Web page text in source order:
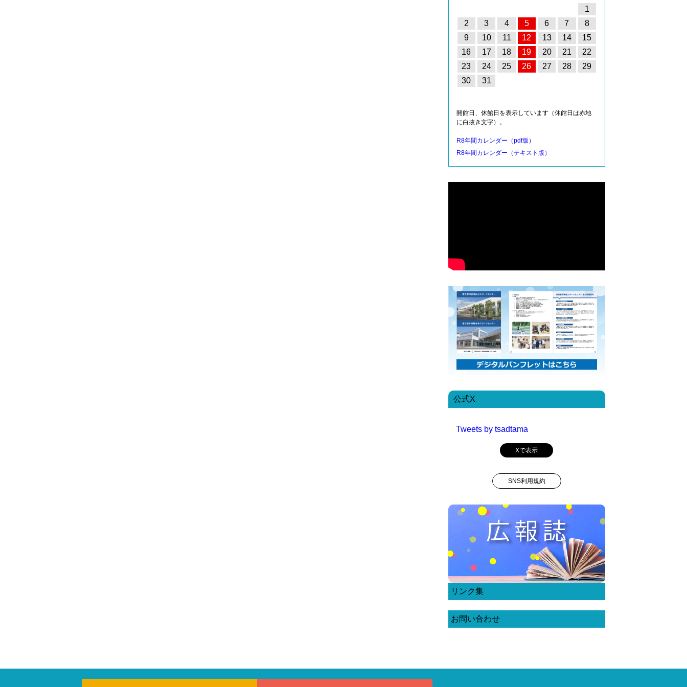
1
2
3 4 5 6 7
8
9
10 11 12 13 14
15
16
17 18 19 20 21
22
23
24 25 26 27 28
29
30
31
開館日、休館日を表示しています（休館日は赤地
に白抜き文字）。
R8年間カレンダー（pdf版）
R8年間カレンダー（テキスト版）
公式X
Tweets by tsadtama
Xで表示
SNS利用規約
リンク集
お問い合わせ